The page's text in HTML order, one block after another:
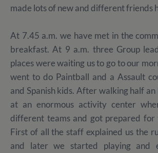
made lots of new and different friends
At 7.45 a.m. we have met in the
breakfast. At 9 a.m. three Group
places were waiting us to go to our
went to do Paintball and a Assault
and Spanish kids. After walking half
at an enormous activity center
different teams and got prepared for
First of all the staff explained us the
and later we started playing and